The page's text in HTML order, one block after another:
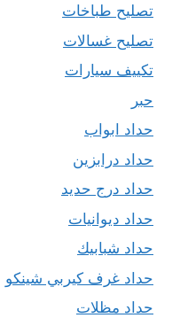
تصليح طباخات
تصليح غسالات
تكييف سيارات
حبر
حداد ابواب
حداد درابزين
حداد درج حديد
حداد ديوانيات
حداد شبابيك
حداد غرف كيربي شينكو
حداد مظلات